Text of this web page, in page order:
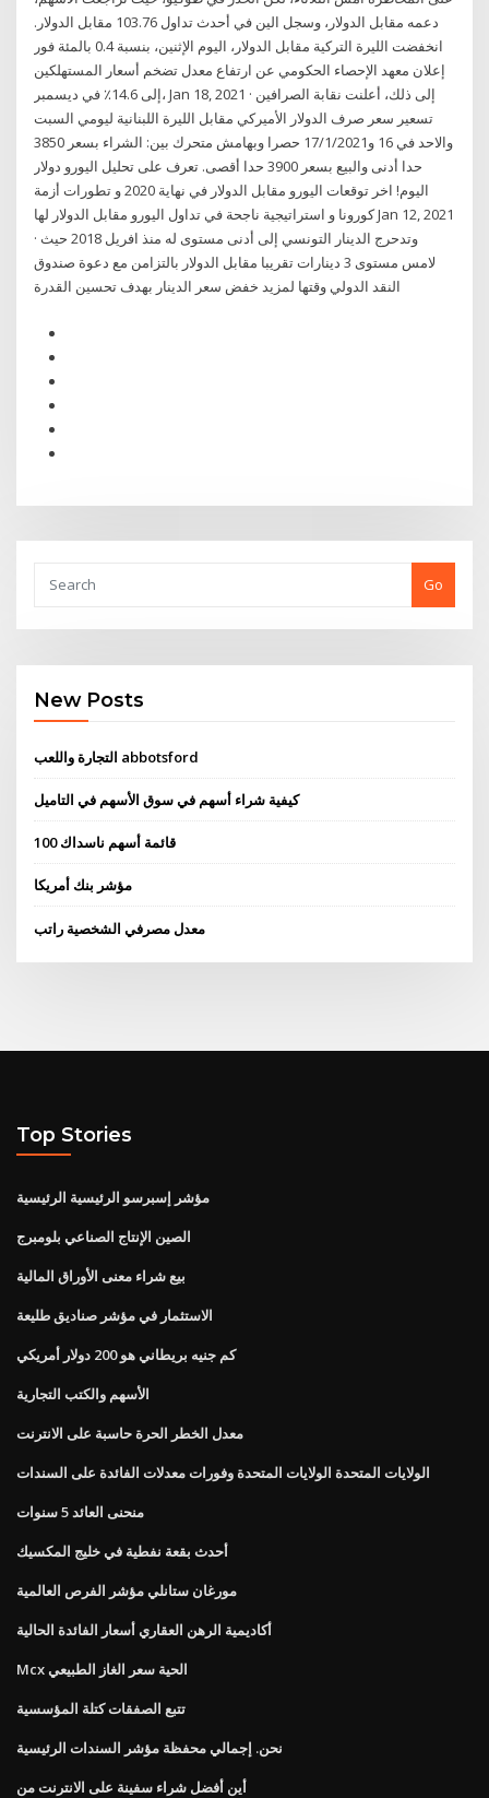
دعمه مقابل الدولار، وسجل الين في أحدث تداول 103.76 مقابل الدولار.
انخفضت الليرة التركية مقابل الدولار، اليوم الإثنين، بنسبة 0.4 بالمئة فور
إعلان معهد الإحصاء الحكومي عن ارتفاع معدل تضخم أسعار المستهلكين
إلى 14.6٪ في ديسمبر، Jan 18, 2021 · إلى ذلك، أعلنت نقابة الصرافين
تسعير سعر صرف الدولار الأميركي ‏مقابل الليرة اللبنانية ليومي السبت
والاحد في 16 و17/1/2021 حصرا ‏وبهامش متحرك بين: الشراء بسعر 3850
حدا أدنى والبيع بسعر 3900 ‏حدا أقصى. تعرف على تحليل اليورو دولار
اليوم! اخر توقعات اليورو مقابل الدولار في نهاية 2020 و تطورات أزمة
كورونا و استراتيجية ناجحة في تداول اليورو مقابل الدولار لها Jan 12, 2021
· وتدحرج الدينار التونسي إلى أدنى مستوى له منذ افريل 2018 حيث
لامس مستوى 3 دينارات تقريبا مقابل الدولار بالتزامن مع دعوة صندوق
النقد الدولي وقتها لمزيد خفض سعر الدينار بهدف تحسين القدرة
Go
New Posts
التجارة واللعب abbotsford
كيفية شراء أسهم في سوق الأسهم في التاميل
قائمة أسهم ناسداك 100
مؤشر بنك أمريكا
معدل مصرفي الشخصية راتب
Top Stories
مؤشر إسبرسو الرئيسية الرئيسية
الصين الإنتاج الصناعي بلومبرج
بيع شراء معنى الأوراق المالية
الاستثمار في مؤشر صناديق طليعة
كم جنيه بريطاني هو 200 دولار أمريكي
الأسهم والكتب التجارية
معدل الخطر الحرة حاسبة على الانترنت
الولايات المتحدة الولايات المتحدة وفورات معدلات الفائدة على السندات
منحنى العائد 5 سنوات
أحدث بقعة نفطية في خليج المكسيك
مورغان ستانلي مؤشر الفرص العالمية
أكاديمية الرهن العقاري أسعار الفائدة الحالية
Mcx الحية سعر الغاز الطبيعي
تتبع الصفقات كتلة المؤسسية
نحن. إجمالي محفظة مؤشر السندات الرئيسية
أين أفضل شراء سفينة على الانترنت من